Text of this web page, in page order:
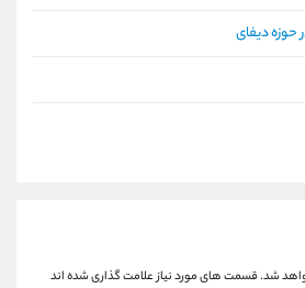
حوزه دیفای
شد.قسمت های مورد نیاز علامت گذاری شده اند